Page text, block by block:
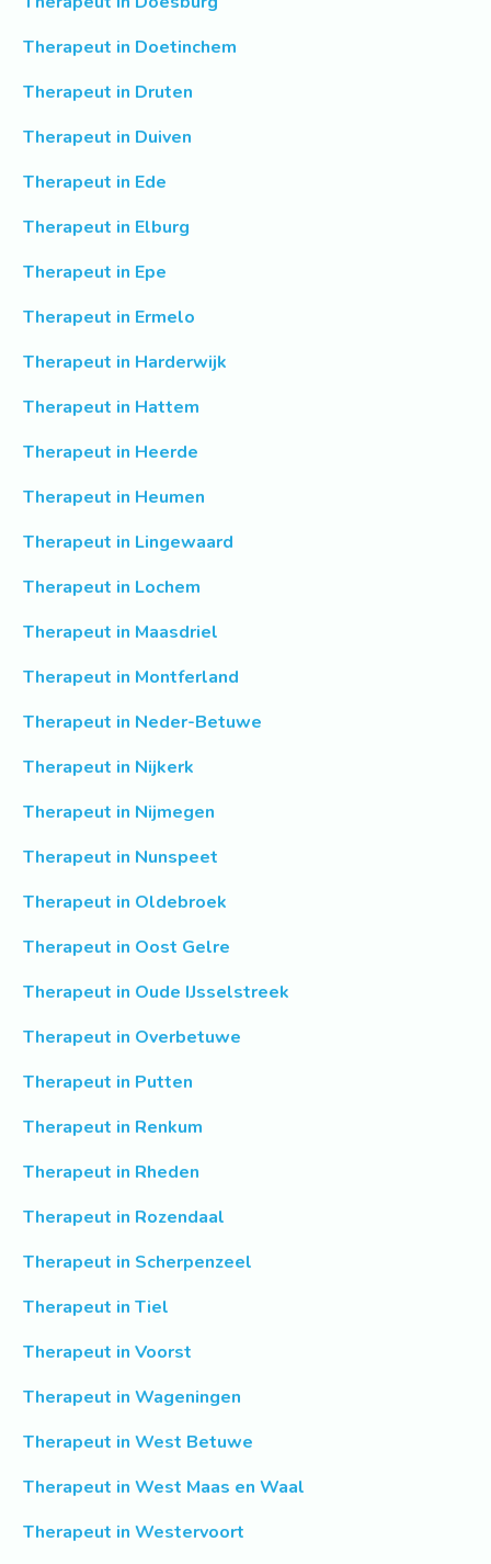
Therapeut in Doetinchem
Therapeut in Druten
Therapeut in Duiven
Therapeut in Ede
Therapeut in Elburg
Therapeut in Epe
Therapeut in Ermelo
Therapeut in Harderwijk
Therapeut in Hattem
Therapeut in Heerde
Therapeut in Heumen
Therapeut in Lingewaard
Therapeut in Lochem
Therapeut in Maasdriel
Therapeut in Montferland
Therapeut in Neder-Betuwe
Therapeut in Nijkerk
Therapeut in Nijmegen
Therapeut in Nunspeet
Therapeut in Oldebroek
Therapeut in Oost Gelre
Therapeut in Oude IJsselstreek
Therapeut in Overbetuwe
Therapeut in Putten
Therapeut in Renkum
Therapeut in Rheden
Therapeut in Rozendaal
Therapeut in Scherpenzeel
Therapeut in Tiel
Therapeut in Voorst
Therapeut in Wageningen
Therapeut in West Betuwe
Therapeut in West Maas en Waal
Therapeut in Westervoort